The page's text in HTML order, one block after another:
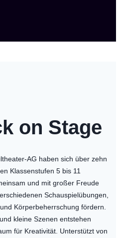
on Stage
AG haben sich über zehn
Klassenstufen 5 bis 11
und mit großer Freude
Schauspielübungen,
Körperbeherrschung fördern.
kleine Szenen entstehen
für Kreativität. Unterstützt von